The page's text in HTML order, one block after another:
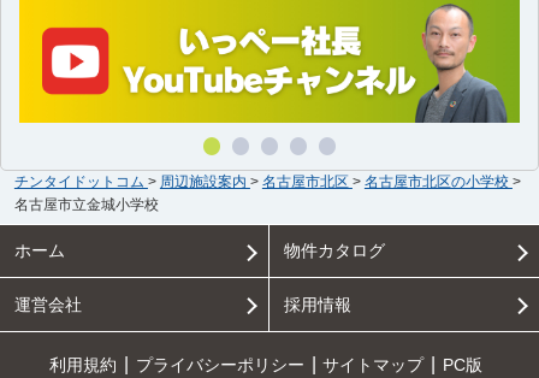
チンタイドットコム > 周辺施設案内 > 名古屋市北区 > 名古屋市北区の小学校 >
名古屋市立金城小学校
ホーム 物件カタログ
運営会社 採用情報
利用規約 プライバシーポリシー サイトマップ PC版